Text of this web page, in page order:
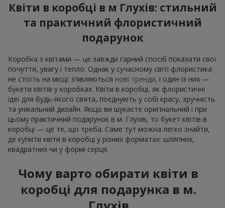
Квіти в коробці в м Глухів: стильний
та практичний флористичний
подарунок
Коробка з квітами — це завжди гарний спосіб показати свої
почуття, увагу і тепло. Однак у сучасному світі флористика
не стоїть на місці: з’являються нові тренди, і один із них —
букети квітів у коробках. Квіти в коробці, як флористичні
ідеї для будь-якого свята, поєднують у собі красу, зручність
та унікальний дизайн. Якщо ви шукаєте оригінальний і при
цьому практичний подарунок в м. Глухів, то букет квітів в
коробці — це те, що треба. Саме тут можна легко знайти,
де купити квіти в коробці у різних форматах: шляпних,
квадратних чи у формі серця.
Чому варто обирати квіти в
коробці для подарунка в м.